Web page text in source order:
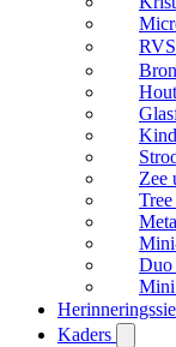
Zee
Duo
Mini
Kaders